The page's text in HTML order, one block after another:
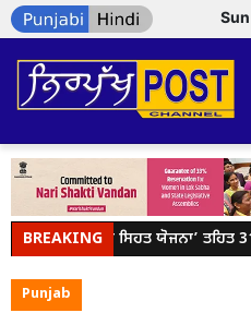
BREAKING
ਮੁੱਖ ਮੰਤਰੀ ਸਿਹਤ ਯੋਜਨਾ’ ਤਹਿਤ
Punjab